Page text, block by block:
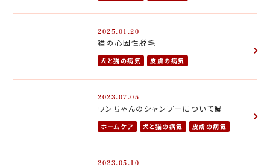
2025.01.20
猫の心因性脱毛
犬と猫の病気 皮膚の病気
2023.07.05
ワンちゃんのシャンプーについて🐩
ホームケア 犬と猫の病気 皮膚の病気
2023.05.10